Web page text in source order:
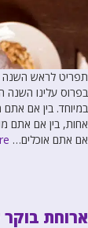
בפרוס עלינו השנה
במיוחד. בין אם אתם
אחות, בין אם אתם
אם אתם אוכלים… »
ארוחת